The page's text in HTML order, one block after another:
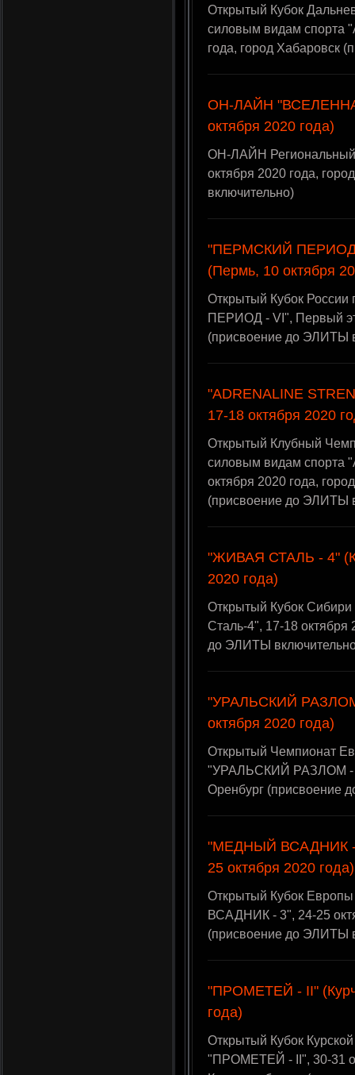
Открытый Кубок
силовым видам спорта
года, город Хабаровск
ОН-ЛАЙН
октября 2020 года)
ОН-ЛАЙН
октября 2020 года,
включительно)
"ПЕРМСКИЙ ПЕРИОД
(Пермь, 10 октября
Открытый Кубок
ПЕРИОД - VI", Первый
(присвоение до ЭЛИТЫ
"ADRENALINE
17-18 октября 2020
Открытый Клубный
силовым видам спорта
октября 2020 года,
(присвоение до ЭЛИТЫ
"ЖИВАЯ СТАЛЬ - 4"
2020 года)
Открытый Кубок
Сталь-4", 17-18 октября
до ЭЛИТЫ
"УРАЛЬСКИЙ РАЗЛОМ
октября 2020 года)
Открытый Чемпионат
"УРАЛЬСКИЙ РАЗЛОМ -
Оренбург (присвоение
"МЕДНЫЙ ВСАДНИК -
25 октября 2020 года)
Открытый Кубок
ВСАДНИК - 3", 24-25
(присвоение до ЭЛИТЫ
"ПРОМЕТЕЙ - II"
года)
Открытый Кубок
"ПРОМЕТЕЙ - II", 30-31